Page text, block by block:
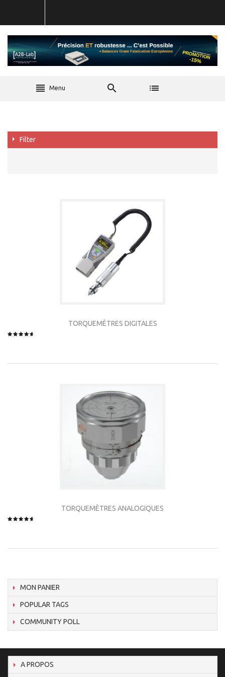
Menu
Filter
TORQUEMÈTRES DIGITALES
TORQUEMÈTRES ANALOGIQUES
MON PANIER
POPULAR TAGS
COMMUNITY POLL
A PROPOS